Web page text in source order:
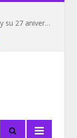
Barack y Michelle Obama celebran hoy su 27 aniversario de bodas